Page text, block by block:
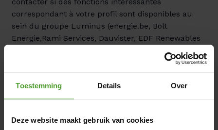
Toestemming Details Over
Deze website maakt gebruik van cookies
correspondant à votre profil sont disponibles au
sein du groupe Luminus (energie.be, Bolt
Energie,Rami Services, Dauvister, EDF Renewables
Belgium, ATS, Luminus Solutions, etc.) . Vous
pouvez formuler votre objection directement via
Nous traitons vos données à cette fin dans le cadre
de notre politique de recrutement.